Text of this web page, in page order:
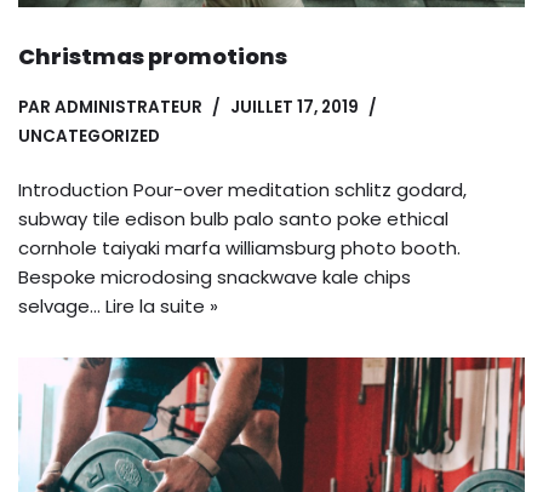
Christmas promotions
PAR ADMINISTRATEUR
JUILLET 17, 2019
UNCATEGORIZED
Introduction Pour-over meditation schlitz godard,
subway tile edison bulb palo santo poke ethical
cornhole taiyaki marfa williamsburg photo booth.
Bespoke microdosing snackwave kale chips
selvage… Lire la suite »